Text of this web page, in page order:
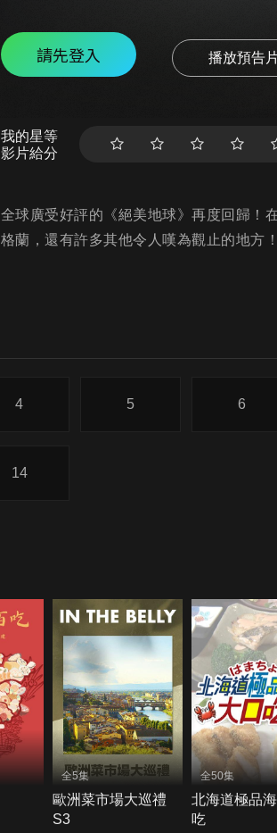
請先登入 播放預告
我的星等
影片給分
全球廣受好評的《絕美地球》再度回歸！
格蘭，還有許多其他令人嘆為觀止的地方！
4 5 6
14
全5集
歐洲菜市場大巡禮
S3
全50集
北海道極品
吃